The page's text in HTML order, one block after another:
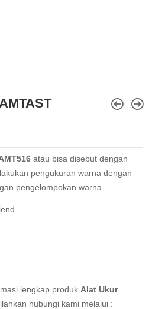
atau bisa disebut dengan
pengukuran warna dengan
pengelompokan warna
lengkap produk Alat Ukur
hubungi kami melalui :